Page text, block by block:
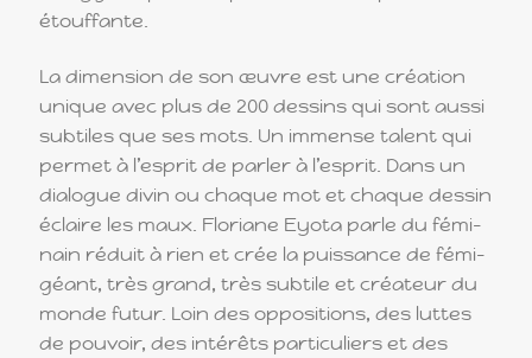
étouffante.
La dimension de son œuvre est une création
unique avec plus de 200 dessins qui sont aussi
subtiles que ses mots. Un immense talent qui
permet à l’esprit de parler à l’esprit. Dans un
dialogue divin ou chaque mot et chaque dessin
éclaire les maux. Floriane Eyota parle du fémi-
nain réduit à rien et crée la puissance de fémi-
géant, très grand, très subtile et créateur du
monde futur. Loin des oppositions, des luttes
de pouvoir, des intérêts particuliers et des